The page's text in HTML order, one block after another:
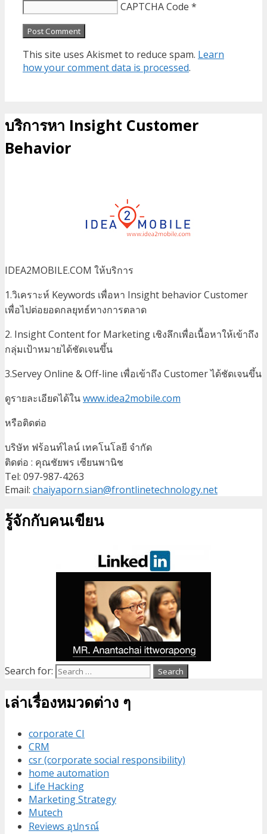
CAPTCHA Code *
This site uses Akismet to reduce spam. Learn
how your comment data is processed.
บริการหา Insight Customer
Behavior
IDEA2MOBILE.COM ให้บริการ
1.วิเคราะห์ Keywords เพื่อหา Insight behavior Customer
เพื่อไปต่อยอดกลยุทธ์ทางการตลาด
2. Insight Content for Marketing เชิงลึกเพื่อเนื้อหาให้เข้าถึง
กลุ่มเป้าหมายได้ชัดเจนขึ้น
3.Servey Online & Off-line เพื่อเข้าถึง Customer ได้ชัดเจนขึ้น
ดูรายละเอียดได้ในwww.idea2mobile.com
หรือติดต่อ
บริษัท ฟร้อนท์ไลน์ เทคโนโลยี จำกัด
ติดต่อ : คุณชัยพร เซียนพานิช
Tel: 097-987-4263
Email: chaiyaporn.sian@frontlinetechnology.net
รู้จักกับคนเขียน
Search for:
เล่าเรื่องหมวดต่าง ๆ
corporate CI
CRM
csr (corporate social responsibility)
home automation
Life Hacking
Marketing Strategy
Mutech
Reviews อุปกรณ์